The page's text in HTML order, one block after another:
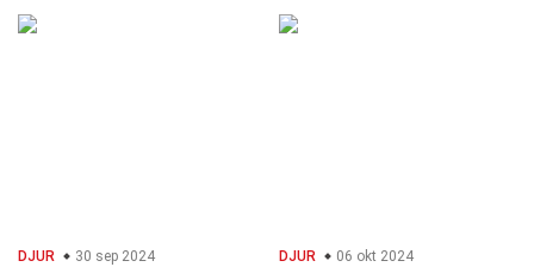
DJUR 30 sep 2024 DJUR 06 okt 2024